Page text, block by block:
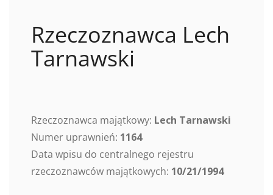
Rzeczoznawca Lech
Tarnawski
Rzeczoznawca majątkowy: Lech Tarnawski
Numer uprawnień: 1164
Data wpisu do centralnego rejestru
rzeczoznawców majątkowych: 10/21/1994